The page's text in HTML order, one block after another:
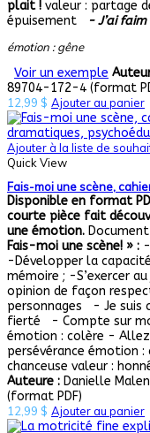
plait ! valeur : partage
épuisement
- J’ai faim
émotion : gêne
Voir un exemple
89704-172-4 (format
12,99 $ Ajouter au panier
Ajouter à la liste de
Quick View
Fais-moi une scène,
Disponible en format
courte pièce fait
une émotion.
Fais-moi une scène! » :
-Développer la
mémoire ; -S’exercer
opinion de façon
personnages - Je suis
fierté - Compte sur
émotion : colère -
persévérance émotion
chanceuse valeur :
Auteure : Danielle
(format PDF)
12,99 $ Ajouter au panier